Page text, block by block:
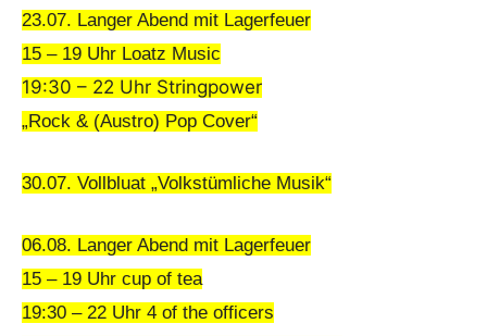
23.07. Langer Abend mit Lagerfeuer
15 – 19 Uhr Loatz Music
19:30 – 22 Uhr Stringpower
„Rock & (Austro) Pop Cover“
30.07. Vollbluat „Volkstümliche Musik“
06.08. Langer Abend mit Lagerfeuer
15 – 19 Uhr cup of tea
19:30 – 22 Uhr 4 of the officers